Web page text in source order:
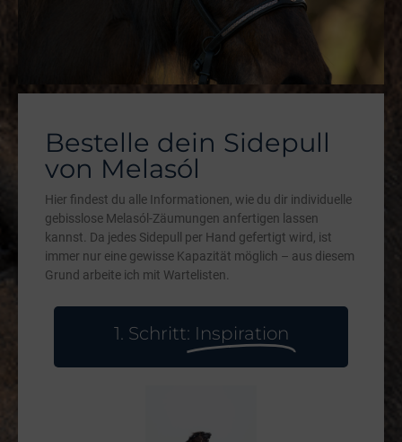
Bestelle dein Sidepull
von Melasól
Hier findest du alle Informationen, wie du dir individuelle
gebisslose Melasól-Zäumungen anfertigen lassen
kannst. Da jedes Sidepull per Hand gefertigt wird, ist
immer nur eine gewisse Kapazität möglich – aus diesem
Grund arbeite ich mit Wartelisten.
1. Schritt: Inspiration